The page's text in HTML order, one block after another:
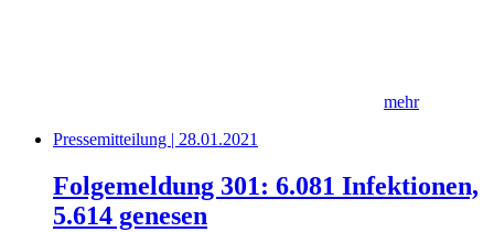
mehr
Pressemitteilung | 28.01.2021
Folgemeldung 301: 6.081 Infektionen,
5.614 genesen